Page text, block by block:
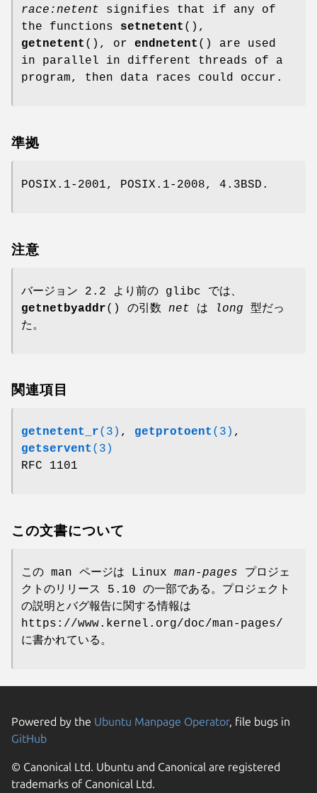
race:netent signifies that if any of
the functions setnetent (),
getnetent (), or endnetent () are used
in parallel in different threads of a
program, then data races could occur.
準拠
POSIX.1-2001, POSIX.1-2008, 4.3BSD.
注意
バージョン 2.2 より前の glibc では、
getnetbyaddr() の引数 net は long 型だっ
た。
関連項目
getnetent_r(3) , getprotoent (3) ,
getservent (3)
RFC 1101
この文書について
この man ページは Linux man-pages プロジェ
クトのリリース 5.10 の一部である。プロジェクト
の説明とバグ報告に関する情報は
https://www.kernel.org/doc/man-pages/
に書かれている。
Powered by the Ubuntu Manpage Operator, file bugs in
GitHub
© Canonical Ltd. Ubuntu and Canonical are registered
trademarks of Canonical Ltd.